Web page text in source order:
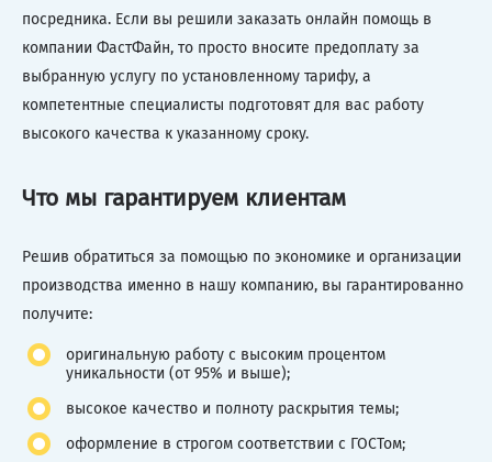
посредника. Если вы решили заказать онлайн помощь в
компании ФастФайн, то просто вносите предоплату за
выбранную услугу по установленному тарифу, а
компетентные специалисты подготовят для вас работу
высокого качества к указанному сроку.
Что мы гарантируем клиентам
Решив обратиться за помощью по экономике и организации
производства именно в нашу компанию, вы гарантированно
получите:
оригинальную работу с высоким процентом
уникальности (от 95% и выше);
высокое качество и полноту раскрытия темы;
оформление в строгом соответствии с ГОСТом;